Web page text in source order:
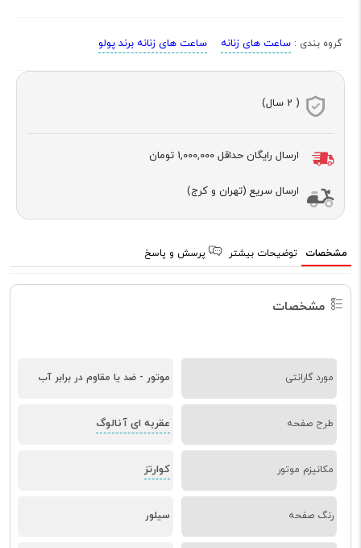
گروه بندی : ساعت های زنانه ساعت های زنانه برند پولو
( 2 سال)
ارسال رایگان حداقل 1,000,000 تومان
ارسال سریع (تهران و کرج)
مشخصات توضیحات بیشتر پرسش و پاسخ
مشخصات
مورد گارانتی موتور - ضد یا مقاوم در برابر آب
طرح صفحه عقربه ای آنالوگ
مکانیزم موتور کوارتز
رنگ صفحه سیلور